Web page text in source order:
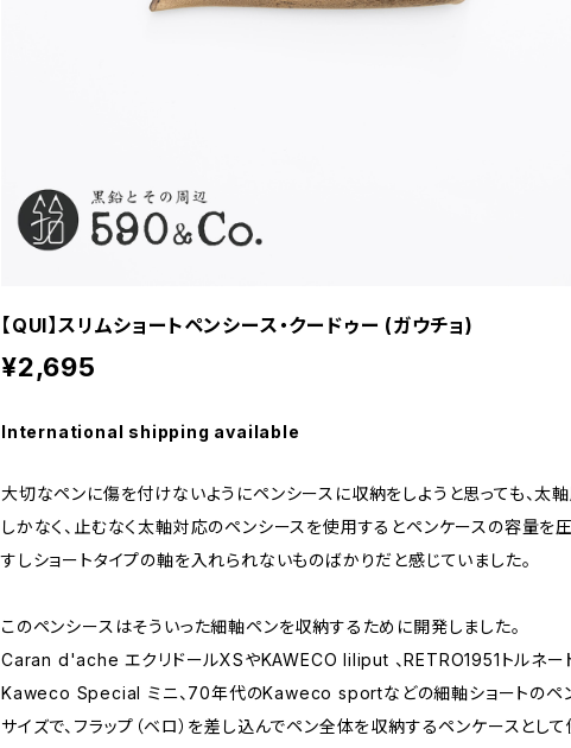
【QUI】スリムショートペンシース・クードゥー (ガウチョ)
¥2,695
International shipping available
大切なペンに傷を付けないようにペンシースに収納をしようと思っても、太
しかなく、止むなく太軸対応のペンシースを使用するとペンケースの容量を
すしショートタイプの軸を入れられないものばかりだと感じていました。
このペンシースはそういった細軸ペンを収納するために開発しました。
Caran d'ache エクリドールXSやKAWECO liliput 、RETRO1951トルネード
Kaweco Special ミニ、70年代のKaweco sportなどの細軸ショートのペ
サイズで、フラップ（ベロ）を差し込んでペン全体を収納するペンケースとして